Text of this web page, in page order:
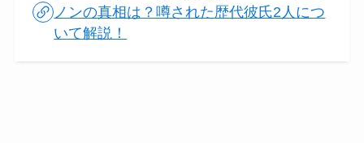
ノンの真相は？噂された歴代彼氏2人につ
いて解説！